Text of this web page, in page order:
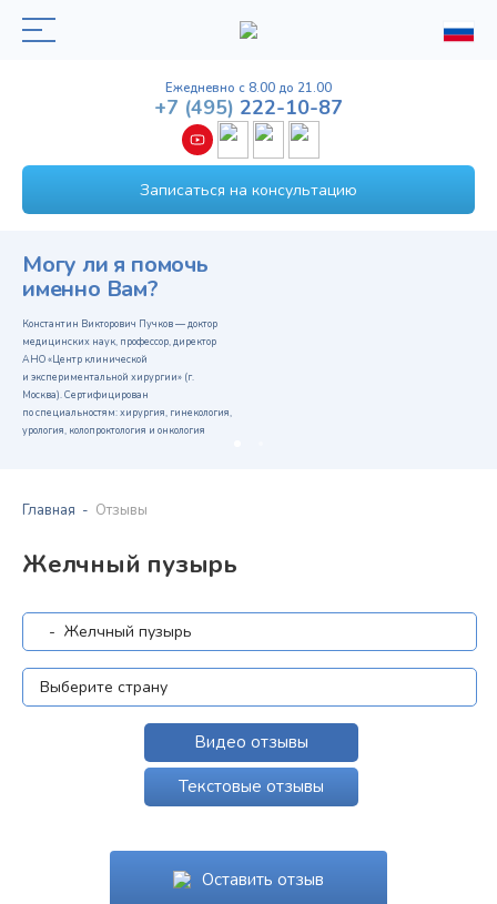
Ежедневно с 8.00 до 21.00
Записаться на консультацию
+7 (495) 222-10-87
Могу ли я помочь
именно Вам?
Константин Викторович Пучков — доктор
медицинских наук, профессор, директор
АНО «Центр клинической
и экспериментальной хирургии» (г.
Москва). Сертифицирован
по специальностям: хирургия, гинекология,
урология, колопроктология и онкология
Главная Отзывы
Желчный пузырь
Видео отзывы
Текстовые отзывы
Оставить отзыв